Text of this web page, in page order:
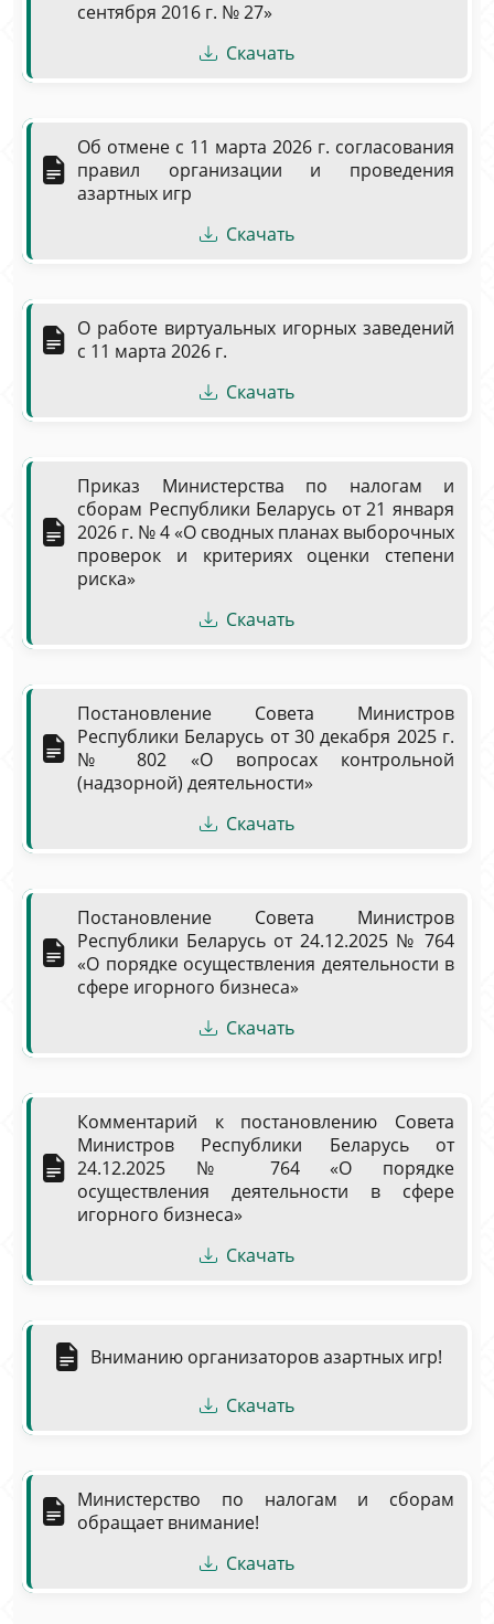
сентября 2016 г. № 27»
Скачать
Об отмене с 11 марта 2026 г. согласования
правил организации и проведения
азартных игр
Скачать
О работе виртуальных игорных заведений
с 11 марта 2026 г.
Скачать
Приказ Министерства по налогам и
сборам Республики Беларусь от 21 января
2026 г. № 4 «О сводных планах выборочных
проверок и критериях оценки степени
риска»
Скачать
Постановление Совета Министров
Республики Беларусь от 30 декабря 2025 г.
№ 802 «О вопросах контрольной
(надзорной) деятельности»
Скачать
Постановление Совета Министров
Республики Беларусь от 24.12.2025 № 764
«О порядке осуществления деятельности в
сфере игорного бизнеса»
Скачать
Комментарий к постановлению Совета
Министров Республики Беларусь от
24.12.2025 № 764 «О порядке
осуществления деятельности в сфере
игорного бизнеса»
Скачать
Вниманию организаторов азартных игр!
Скачать
Министерство по налогам и сборам
обращает внимание!
Скачать